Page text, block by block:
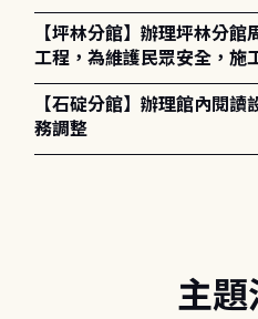
造成不便，敬請見諒。
【坪林分館】辦理坪林分
工程，為維護民眾安全，施
【石碇分館】辦理館內閱
務調整
主題